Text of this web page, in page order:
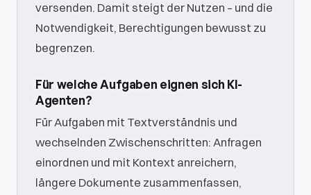
versenden. Damit steigt der Nutzen – und die
Notwendigkeit, Berechtigungen bewusst zu
begrenzen.
Für welche Aufgaben eignen sich KI-
Agenten?
Für Aufgaben mit Textverständnis und
wechselnden Zwischenschritten: Anfragen
einordnen und mit Kontext anreichern,
längere Dokumente zusammenfassen,